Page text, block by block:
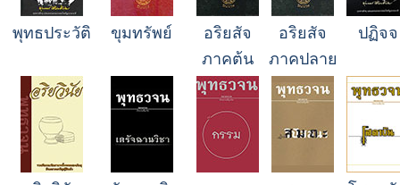
พุทธประวัติ ขุมทรัพย์
อริยสัจ
ภาคต้น
อริยสัจ
ภาคปลาย
ปฏิจจ